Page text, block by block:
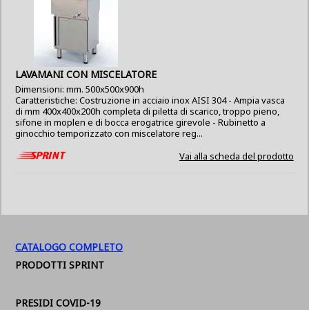
LAVAMANI CON MISCELATORE
Dimensioni: mm. 500x500x900h
Caratteristiche: Costruzione in acciaio inox AISI 304 - Ampia vasca
di mm 400x400x200h completa di piletta di scarico, troppo pieno,
sifone in moplen e di bocca erogatrice girevole - Rubinetto a
ginocchio temporizzato con miscelatore reg...
Vai alla scheda del prodotto
CATALOGO COMPLETO
PRODOTTI SPRINT
PRESIDI COVID-19